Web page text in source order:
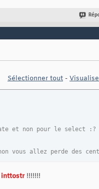
Sélectionner tout -
et non pour le select :?
vous allez perde des
inttostr!!!!!!!